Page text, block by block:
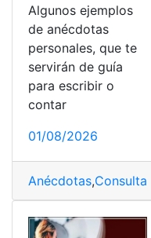
Algunos ejemplos
de anécdotas
personales, que te
servirán de guía
para escribir o
contar
01/08/2026
Anécdotas,Consulta